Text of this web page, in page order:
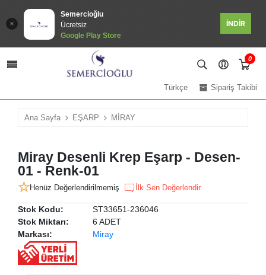
Semercioğlu
Ücretsiz
Google Play Store
İNDİR
0
Sipariş Takibi
Türkçe
Ana Sayfa EŞARP MİRAY
Miray Desenli Krep Eşarp - Desen-
01 - Renk-01
Henüz Değerlendirilmemiş İlk Sen Değerlendir
Stok Kodu:
ST33651-236046
Stok Miktarı:
6 ADET
Markası:
Miray